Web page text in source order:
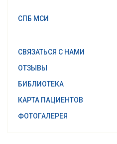
СПБ МСИ
СВЯЗАТЬСЯ С НАМИ
ОТЗЫВЫ
БИБЛИОТЕКА
КАРТА ПАЦИЕНТОВ
ФОТОГАЛЕРЕЯ